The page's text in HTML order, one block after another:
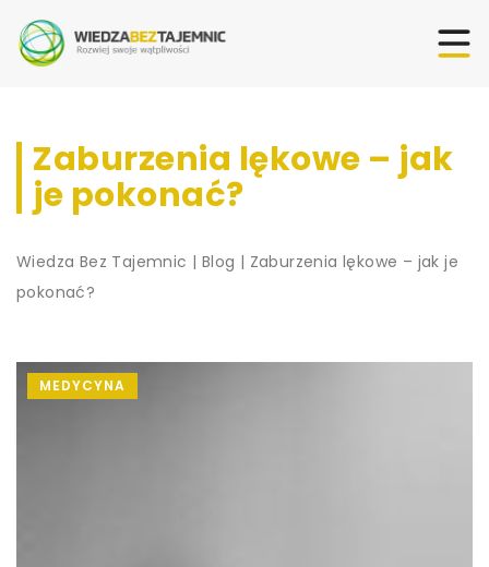
Zaburzenia lękowe – jak
je pokonać?
Wiedza Bez Tajemnic | Blog | Zaburzenia lękowe – jak je
pokonać?
MEDYCYNA